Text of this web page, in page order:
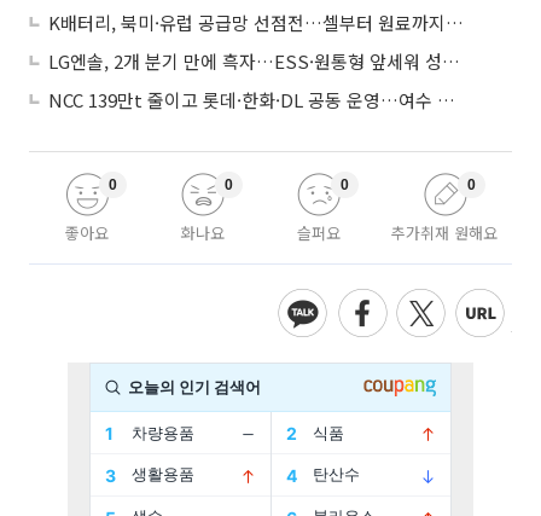
K배터리, 북미·유럽 공급망 선점전…셀부터 원료까지 현지화
LG엔솔, 2개 분기 만에 흑자…ESS·원통형 앞세워 성장 가속
NCC 139만t 줄이고 롯데·한화·DL 공동 운영…여수 1호 본궤도
좋아요
0
화나요
0
슬퍼요
0
추가취재 원해요
0